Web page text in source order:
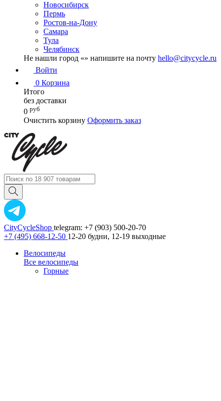
Новосибирск
Пермь
Ростов-на-Дону
Самара
Тула
Челябинск
Не нашли город «» напишите на почту hello@citycycle.ru
Войти
0 Корзина
Итого
без доставки
0 руб
Очистить корзину Оформить заказ
CityCycleShop telegram: +7 (903) 500-20-70
+7 (495) 668-12-50 12-20 будни, 12-19 выходные
Велосипеды
Все велосипеды
Горные